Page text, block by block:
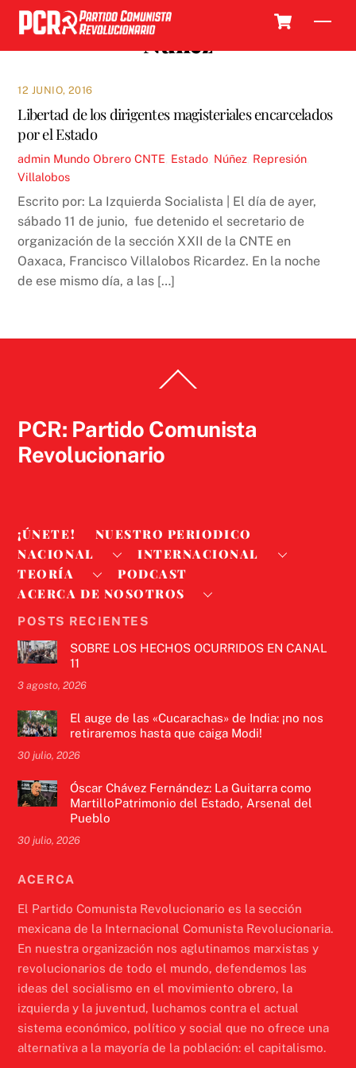
Skip
content
Núñez
12 JUNIO, 2016
Libertad de los dirigentes magisteriales encarcelados
por el Estado
admin Mundo Obrero CNTE Estado Núñez Represión
Villalobos
Escrito por: La Izquierda Socialista | El día de ayer,
sábado 11 de junio, fue detenido el secretario de
organización de la sección XXII de la CNTE en
Oaxaca, Francisco Villalobos Ricardez. En la noche
de ese mismo día, a las […]
To
PCR: Partido Comunista
Revolucionario
¡ÚNETE!
NUESTRO PERIODICO
NACIONAL
INTERNACIONAL
TEORÍA
PODCAST
ACERCA DE NOSOTROS
POSTS RECIENTES
SOBRE LOS HECHOS OCURRIDOS EN CANAL
11
3 agosto, 2026
El auge de las «Cucarachas» de India: ¡no nos
retiraremos hasta que caiga Modi!
30 julio, 2026
Óscar Chávez Fernández: La Guitarra como
MartilloPatrimonio del Estado, Arsenal del
Pueblo
30 julio, 2026
ACERCA
El Partido Comunista Revolucionario es la sección
mexicana de la Internacional Comunista Revolucionaria.
En nuestra organización nos aglutinamos marxistas y
revolucionarios de todo el mundo, defendemos las
ideas del socialismo en el movimiento obrero, la
izquierda y la juventud, luchamos contra el actual
sistema económico, político y social que no ofrece una
alternativa a la mayoría de la población: el capitalismo.